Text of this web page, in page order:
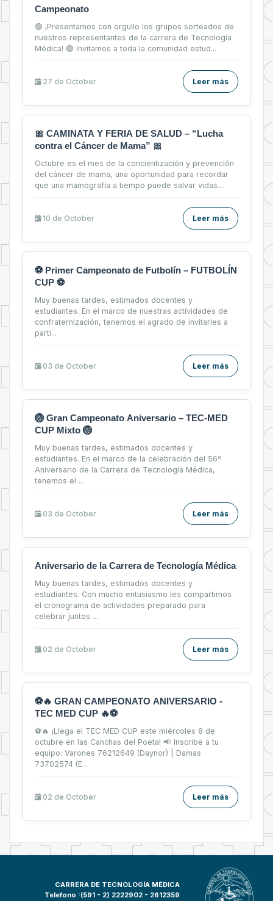
Campeonato
🟢 ¡Presentamos con orgullo los grupos sorteados de
nuestros representantes de la carrera de Tecnología
Médica! 🟢 Invitamos a toda la comunidad estud...
27 de October Leer más
🎀 CAMINATA Y FERIA DE SALUD – “Lucha
contra el Cáncer de Mama” 🎀
Octubre es el mes de la concientización y prevención
del cáncer de mama, una oportunidad para recordar
que una mamografía a tiempo puede salvar vidas....
10 de October Leer más
⚽ Primer Campeonato de Futbolín – FUTBOLÍN
CUP ⚽
Muy buenas tardes, estimados docentes y
estudiantes. En el marco de nuestras actividades de
confraternización, tenemos el agrado de invitarles a
parti...
03 de October Leer más
🏐 Gran Campeonato Aniversario – TEC-MED
CUP Mixto 🏐
Muy buenas tardes, estimados docentes y
estudiantes. En el marco de la celebración del 56º
Aniversario de la Carrera de Tecnología Médica,
tenemos el ...
03 de October Leer más
Aniversario de la Carrera de Tecnología Médica
Muy buenas tardes, estimados docentes y
estudiantes. Con mucho entusiasmo les compartimos
el cronograma de actividades preparado para
celebrar juntos ...
02 de October Leer más
⚽🔥 GRAN CAMPEONATO ANIVERSARIO -
TEC MED CUP 🔥⚽
⚽🔥 ¡Llega el TEC MED CUP este miércoles 8 de
octubre en las Canchas del Poeta! 📢 Inscribe a tu
equipo: Varones 76212649 (Daynor) | Damas
73702574 (E...
02 de October Leer más
CARRERA DE TECNOLOGÍA MÉDICA
Telefono :(591 - 2) 2222902 - 2612359